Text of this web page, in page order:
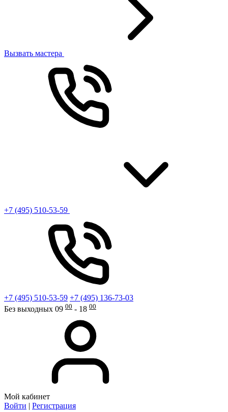
Вызвать мастера
+7 (495) 510-53-59
+7 (495) 510-53-59 +7 (495) 136-73-03
Без выходных 09 00 - 18 00
Мой кабинет
Войти | Регистрация